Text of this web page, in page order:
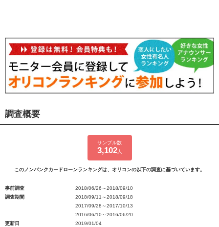
調査概要
サンプル数
3,102人
このノンバンクカードローンランキングは、オリコンの以下の調査に基づいています。
事前調査
2018/06/26～2018/09/10
調査期間
2018/09/11～2018/09/18
2017/09/28～2017/10/13
2016/06/10～2016/06/20
更新日
2019/01/04